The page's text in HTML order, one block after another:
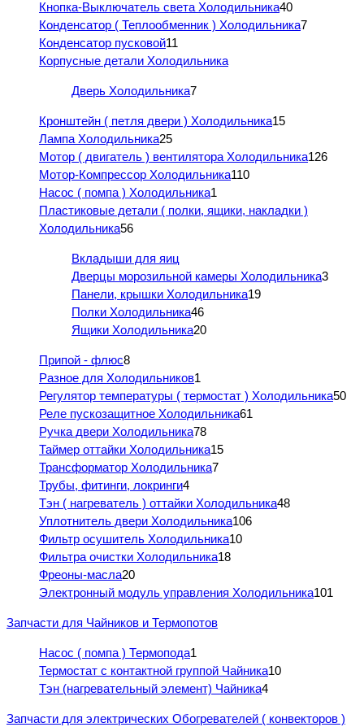
Кнопка-Выключатель света Холодильника40
Конденсатор ( Теплообменник ) Холодильника7
Конденсатор пусковой11
Корпусные детали Холодильника
Дверь Холодильника7
Кронштейн ( петля двери ) Холодильника15
Лампа Холодильника25
Мотор ( двигатель ) вентилятора Холодильника126
Мотор-Компрессор Холодильника110
Насос ( помпа ) Холодильника1
Пластиковые детали ( полки, ящики, накладки )
Холодильника56
Вкладыши для яиц
Дверцы морозильной камеры Холодильника3
Панели, крышки Холодильника19
Полки Холодильника46
Ящики Холодильника20
Припой - флюс8
Разное для Холодильников1
Регулятор температуры ( термостат ) Холодильника50
Реле пускозащитное Холодильника61
Ручка двери Холодильника78
Таймер оттайки Холодильника15
Трансформатор Холодильника7
Трубы, фитинги, локринги4
Тэн ( нагреватель ) оттайки Холодильника48
Уплотнитель двери Холодильника106
Фильтр осушитель Холодильника10
Фильтра очистки Холодильника18
Фреоны-масла20
Электронный модуль управления Холодильника101
Запчасти для Чайников и Термопотов
Насос ( помпа ) Термопода1
Термостат с контактной группой Чайника10
Тэн (нагревательный элемент) Чайника4
Запчасти для электрических Обогревателей ( конвекторов )